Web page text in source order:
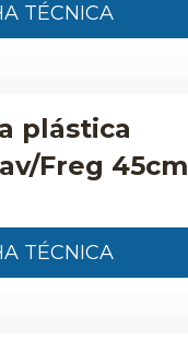
TÉCNICA
plástica
Freg 45cm
TÉCNICA